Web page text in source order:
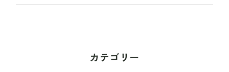
カテゴリー